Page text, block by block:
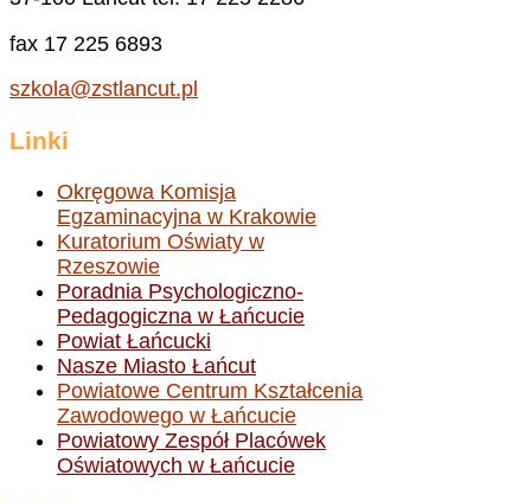
fax 17 225 6893
szkola@zstlancut.pl
Linki
Okręgowa Komisja
Egzaminacyjna w Krakowie
Kuratorium Oświaty w
Rzeszowie
Poradnia Psychologiczno-
Pedagogiczna w Łańcucie
Powiat Łańcucki
Nasze Miasto Łańcut
Powiatowe Centrum Kształcenia
Zawodowego w Łańcucie
Powiatowy Zespół Placówek
Oświatowych w Łańcucie